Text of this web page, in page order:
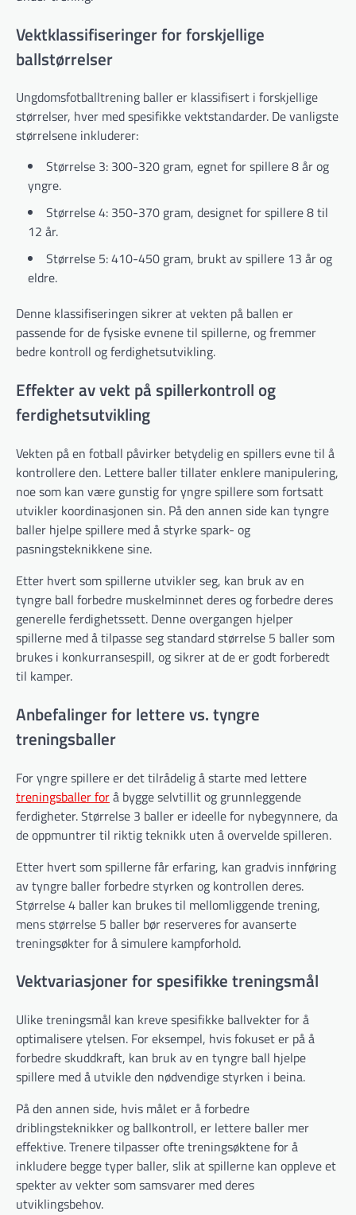
Vektklassifiseringer for forskjellige
ballstørrelser
Ungdomsfotballtrening baller er klassifisert i forskjellige
størrelser, hver med spesifikke vektstandarder. De vanligste
størrelsene inkluderer:
Størrelse 3: 300-320 gram, egnet for spillere 8 år og
yngre.
Størrelse 4: 350-370 gram, designet for spillere 8 til
12 år.
Størrelse 5: 410-450 gram, brukt av spillere 13 år og
eldre.
Denne klassifiseringen sikrer at vekten på ballen er
passende for de fysiske evnene til spillerne, og fremmer
bedre kontroll og ferdighetsutvikling.
Effekter av vekt på spillerkontroll og
ferdighetsutvikling
Vekten på en fotball påvirker betydelig en spillers evne til å
kontrollere den. Lettere baller tillater enklere manipulering,
noe som kan være gunstig for yngre spillere som fortsatt
utvikler koordinasjonen sin. På den annen side kan tyngre
baller hjelpe spillere med å styrke spark- og
pasningsteknikkene sine.
Etter hvert som spillerne utvikler seg, kan bruk av en
tyngre ball forbedre muskelminnet deres og forbedre deres
generelle ferdighetssett. Denne overgangen hjelper
spillerne med å tilpasse seg standard størrelse 5 baller som
brukes i konkurransespill, og sikrer at de er godt forberedt
til kamper.
Anbefalinger for lettere vs. tyngre
treningsballer
For yngre spillere er det tilrådelig å starte med lettere
treningsballer forå bygge selvtillit og grunnleggende
ferdigheter. Størrelse 3 baller er ideelle for nybegynnere, da
de oppmuntrer til riktig teknikk uten å overvelde spilleren.
Etter hvert som spillerne får erfaring, kan gradvis innføring
av tyngre baller forbedre styrken og kontrollen deres.
Størrelse 4 baller kan brukes til mellomliggende trening,
mens størrelse 5 baller bør reserveres for avanserte
treningsøkter for å simulere kampforhold.
Vektvariasjoner for spesifikke treningsmål
Ulike treningsmål kan kreve spesifikke ballvekter for å
optimalisere ytelsen. For eksempel, hvis fokuset er på å
forbedre skuddkraft, kan bruk av en tyngre ball hjelpe
spillere med å utvikle den nødvendige styrken i beina.
På den annen side, hvis målet er å forbedre
driblingsteknikker og ballkontroll, er lettere baller mer
effektive. Trenere tilpasser ofte treningsøktene for å
inkludere begge typer baller, slik at spillerne kan oppleve et
spekter av vekter som samsvarer med deres
utviklingsbehov.